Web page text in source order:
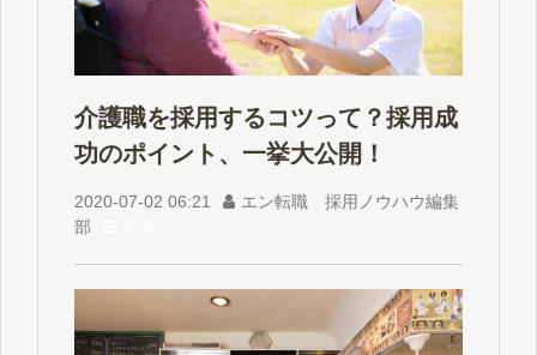
介護職を採用するコツって？採用成
功のポイント、一挙大公開！
2020-07-02 06:21
エン転職 採用ノウハウ編集
部